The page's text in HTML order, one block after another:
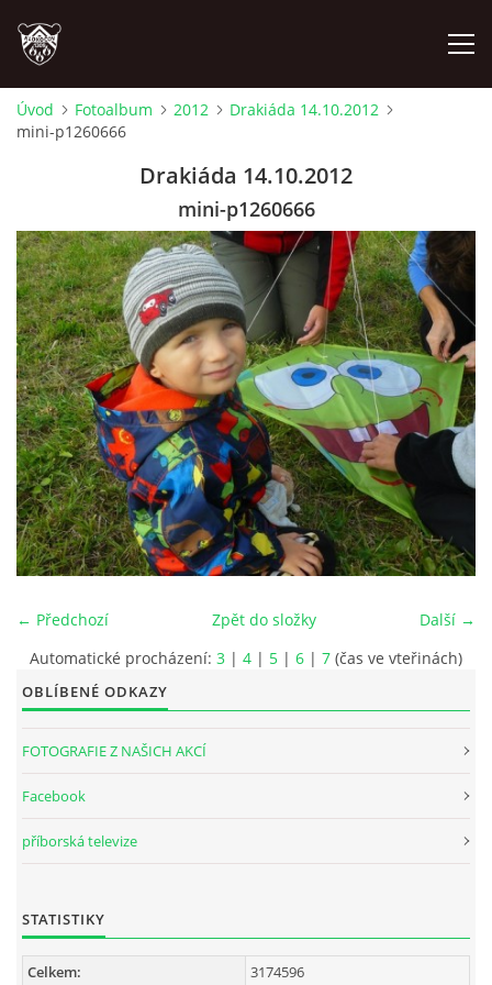
ÚVOD
PROBĚHLÉ AKCE
NOVINKY
FOTOALBUM
VIDEA
INTERNÍ SEKCE
Úvod Fotoalbum 2012
Drakiáda 14.10.2012
mini-p1260666
Drakiáda 14.10.2012
mini-p1260666
← Předchozí Další →
Zpět do složky
Automatické procházení: 3 | 4 | 5 | 6 | 7 (čas ve vteřinách)
OBLÍBENÉ ODKAZY
FOTOGRAFIE Z NAŠICH AKCÍ
Facebook
příborská televize
STATISTIKY
Celkem: 3174596